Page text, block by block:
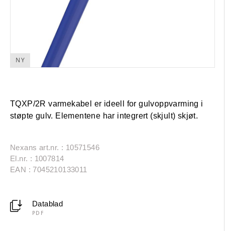
NY
TQXP/2R varmekabel er ideell for gulvoppvarming i
støpte gulv. Elementene har integrert (skjult) skjøt.
Nexans art.nr. : 10571546
El.nr. : 1007814
EAN : 7045210133011
Datablad
PDF